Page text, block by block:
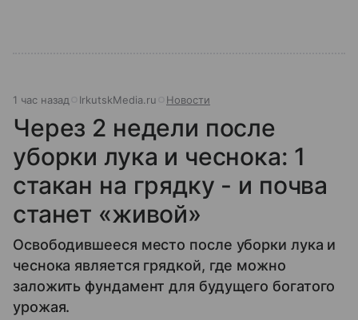
1 час назад IrkutskMedia.ru Новости
Через 2 недели после
уборки лука и чеснока: 1
стакан на грядку - и почва
станет «живой»
Освободившееся место после уборки лука и
чеснока является грядкой, где можно
заложить фундамент для будущего богатого
урожая.